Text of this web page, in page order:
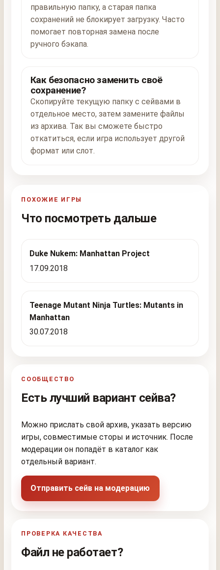
правильную папку, а старая папка
сохранений не блокирует загрузку. Часто
помогает повторная замена после
ручного бэкапа.
Как безопасно заменить своё
сохранение?
Скопируйте текущую папку с сейвами в
отдельное место, затем замените файлы
из архива. Так вы сможете быстро
откатиться, если игра использует другой
формат или слот.
ПОХОЖИЕ ИГРЫ
Что посмотреть дальше
Duke Nukem: Manhattan Project
17.09.2018
Teenage Mutant Ninja Turtles: Mutants in
Manhattan
30.07.2018
СООБЩЕСТВО
Есть лучший вариант сейва?
Можно прислать свой архив, указать версию
игры, совместимые сторы и источник. После
модерации он попадёт в каталог как
отдельный вариант.
Отправить сейв на модерацию
ПРОВЕРКА КАЧЕСТВА
Файл не работает?